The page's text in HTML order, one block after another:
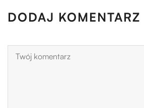
DODAJ KOMENTARZ